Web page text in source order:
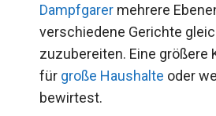
Dampfgarer mehrere
verschiedene Gerichte
zuzubereiten. Eine größere
für große Haushalte oder
bewirtest.